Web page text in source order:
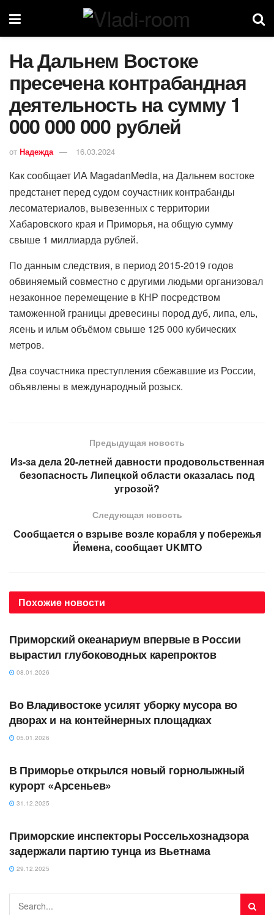
На Дальнем Востоке
пресечена контрабандная
деятельность на сумму 1
000 000 000 рублей
от Надежда 16.03.2024
Как сообщает ИА MagadanMedia, на Дальнем востоке
предстанет перед судом соучастник контрабанды
лесоматериалов, вывезенных с территории
Хабаровского края и Приморья, на общую сумму
свыше 1 миллиарда рублей.
По данным следствия, в период 2015-2019 годов
обвиняемый совместно с другими людьми организовал
незаконное перемещение в КНР посредством
таможенной границы древесины пород дуб, липа, ель,
ясень и ильм объёмом свыше 125 000 кубических
метров.
Два соучастника преступления сбежавшие из России,
объявлены в международный розыск.
Предыдущая новость
Из-за дела 20-летней давности продовольственная
безопасность Липецкой области оказалась под
угрозой?
Следующая новость
Сообщается о взрыве возле корабля у побережья
Йемена, сообщает UKMTO
Похожие новости
АВТОРСКОЕ
Приморский океанариум впервые в России
вырастил глубоководных карепроктов
08.01.2026
Во Владивостоке усилят уборку мусора во
дворах и на контейнерных площадках
05.01.2026
В Приморье открылся новый горнолыжный
курорт «Арсеньев»
31.12.2025
Приморские инспекторы Россельхознадзора
задержали партию тунца из Вьетнама
29.12.2025